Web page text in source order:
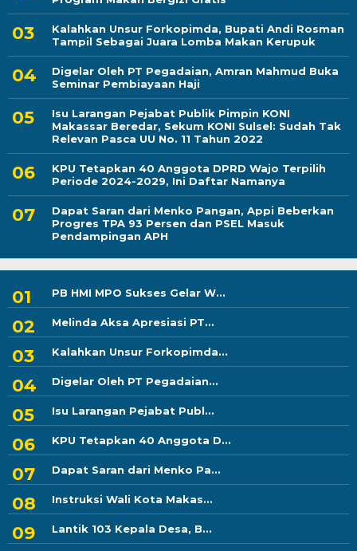
Kalahkan Unsur Forkopimda, Bupati Andi Rosman
Tampil Sebagai Juara Lomba Makan Kerupuk
Digelar Oleh PT Pegadaian, Amran Mahmud Buka
Seminar Pembiayaan Haji
Isu Larangan Pejabat Publik Pimpin KONI
Makassar Beredar, Sekum KONI Sulsel: Sudah Tak
Relevan Pasca UU No. 11 Tahun 2022
KPU Tetapkan 40 Anggota DPRD Wajo Terpilih
Periode 2024-2029, Ini Daftar Namanya
Dapat Saran dari Menko Pangan, Appi Beberkan
Progres TPA 93 Persen dan PSEL Masuk
Pendampingan APH
PB HMI MPO Sukses Gelar W...
Melinda Aksa Apresiasi PT...
Kalahkan Unsur Forkopimda...
Digelar Oleh PT Pegadaian...
Isu Larangan Pejabat Publ...
KPU Tetapkan 40 Anggota D...
Dapat Saran dari Menko Pa...
Instruksi Wali Kota Makas...
Lantik 103 Kepala Desa, B...